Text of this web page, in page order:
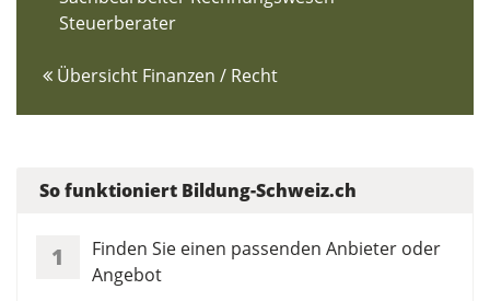
Steuerberater
Übersicht Finanzen / Recht
So funktioniert Bildung-Schweiz.ch
1
Finden Sie einen passenden Anbieter oder
Angebot